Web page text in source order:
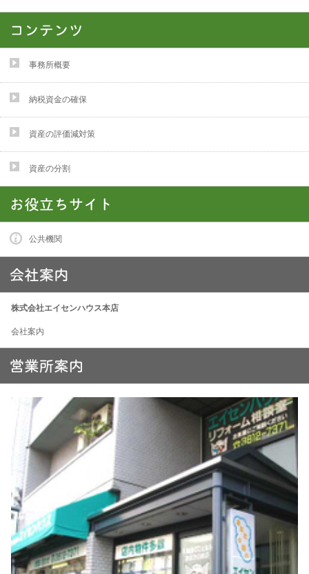
事務所概要
納税資金の確保
資産の評価減対策
資産の分割
公共機関
株式会社エイセンハウス本店
会社案内